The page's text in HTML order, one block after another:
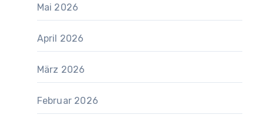
Mai 2026
April 2026
März 2026
Februar 2026